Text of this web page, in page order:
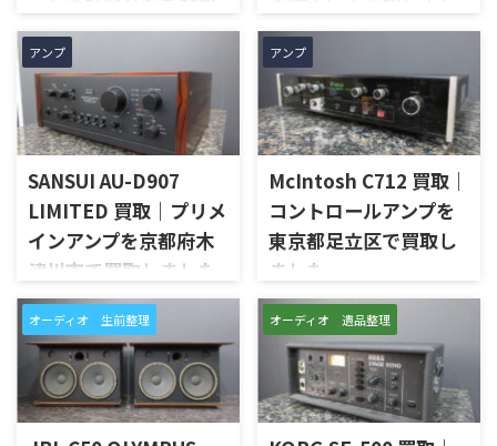
市で買取しました
茨城県ひたちなか市で、
Fidelitatem Soundのフルレン
ジスピーカー「NC10-MOP-
WN」を出張買取させていただ
きました。今回のお品物は、
Markaudioのフルレンジユニッ
トを使用したNC10系のスピー
カーシステムで、左右ペアの音
出し状態、ユニットの状態、
無垢材エンクロージャー、スピ
ーカー端子、外観コンディショ
ン、元箱や取扱資料など付属品
の有無を確認しながら査定い
たしました。 NC10-MOP-WN
は、公式情報ではNC10_MOP
系やNC10_MAOP系としても表
記が見られるモデルです。検 ...
た
高知県土佐市で、遺品整理に伴
いMcIntoshのステレオパワー
アンプ「MC252」を出張買取さ
せていただきました。今回の
お品物は、ご家族様より「大
切に使われていたオーディオ機
器なので、価値を分かるところ
に見てほしい」とご相談いた
だいたものです。 McIntosh
MC252は、250W×2chの出力
を備えた2チャンネルパワーア
ンプで、同社らしいブルーのパ
ワーメーター、ガラスフロント
パネル、Autoformer、Power
Guard、Sentry Monitorなどを
備えたモデルです。査定では、
左右チャン ...
アンプ
SANSUI AU-D907
LIMITED 買取｜プリメ
インアンプを京都府木
津川市で買取しました
京都府木津川市で、SANSUIの
プリメインアンプ「AU-D907
LIMITED」を出張買取させてい
ただきました。今回のお品物
は、AU-D907をベースに各部の
高品位化が図られたLimitedモ
デルで、左右チャンネルの音出
アンプ
McIntosh C712 買取｜
コントロールアンプを
東京都足立区で買取し
ました
東京都足立区で、McIntoshの
コントロールアンプ「C712」
を出張買取させていただきま
した。今回のお品物は、
McIntoshらしいガラスパネル
デザインとリモート操作機能
を備えた2chソリッドステート
オーディオ 生前整理 オーディオ 遺品整理